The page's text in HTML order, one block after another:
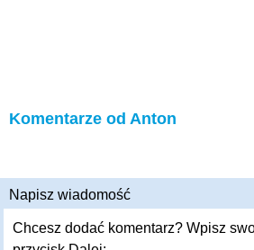
Komentarze od Anton
Napisz wiadomość
Chcesz dodać komentarz? Wpisz